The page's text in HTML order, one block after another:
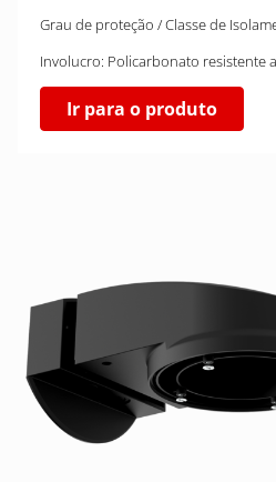
Grau de proteção / Classe de
Involucro: Policarbonato resistente
Ir para o produto